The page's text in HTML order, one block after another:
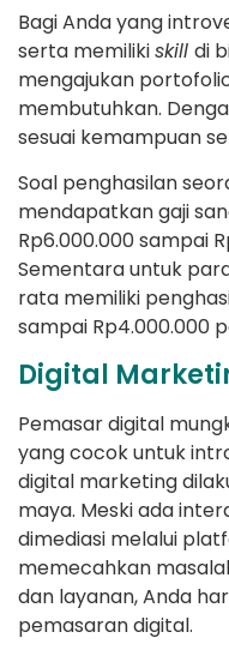
Bagi Anda yang
serta memilikiskill di
mengajukan
membutuhkan.
sesuai kemampuan
Soal penghasilan
mendapatkan gaji
Rp6.000.000 sampai
Sementara untuk
rata memiliki
sampai Rp4.000.000
Digital
Pemasar digital
yang cocok untuk
digital marketing
maya. Meski ada
dimediasi melalui
memecahkan
dan layanan, Anda
pemasaran digital.